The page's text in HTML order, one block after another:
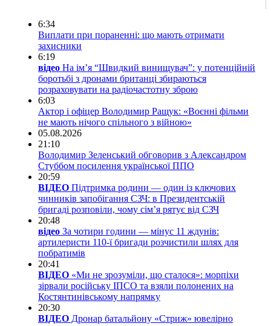
6:34
Виплати при пораненні: що мають отримати
захисники
6:19
відео На ім’я “Швидкий винищувач”: у потенційній
боротьбі з дронами британці збираються
розраховувати на радіочастотну зброю
6:03
Актор і офіцер Володимир Ращук: «Воєнні фільми
не мають нічого спільного з війною»
05.08.2026
21:10
Володимир Зеленський обговорив з Александром
Стуббом посилення української ППО
20:59
ВІДЕО Підтримка родини — один із ключових
чинників запобігання СЗЧ: в Президентській
бригаді розповіли, чому сім’я рятує від СЗЧ
20:48
відео За чотири години — мінус 11 ждунів:
артилеристи 110-ї бригади розчистили шлях для
побратимів
20:41
ВІДЕО «Ми не зрозуміли, що сталося»: морпіхи
зірвали російську ІПСО та взяли полонених на
Костянтинівському напрямку
20:30
ВІДЕО Дронар батальйону «Стриж» ювелірно